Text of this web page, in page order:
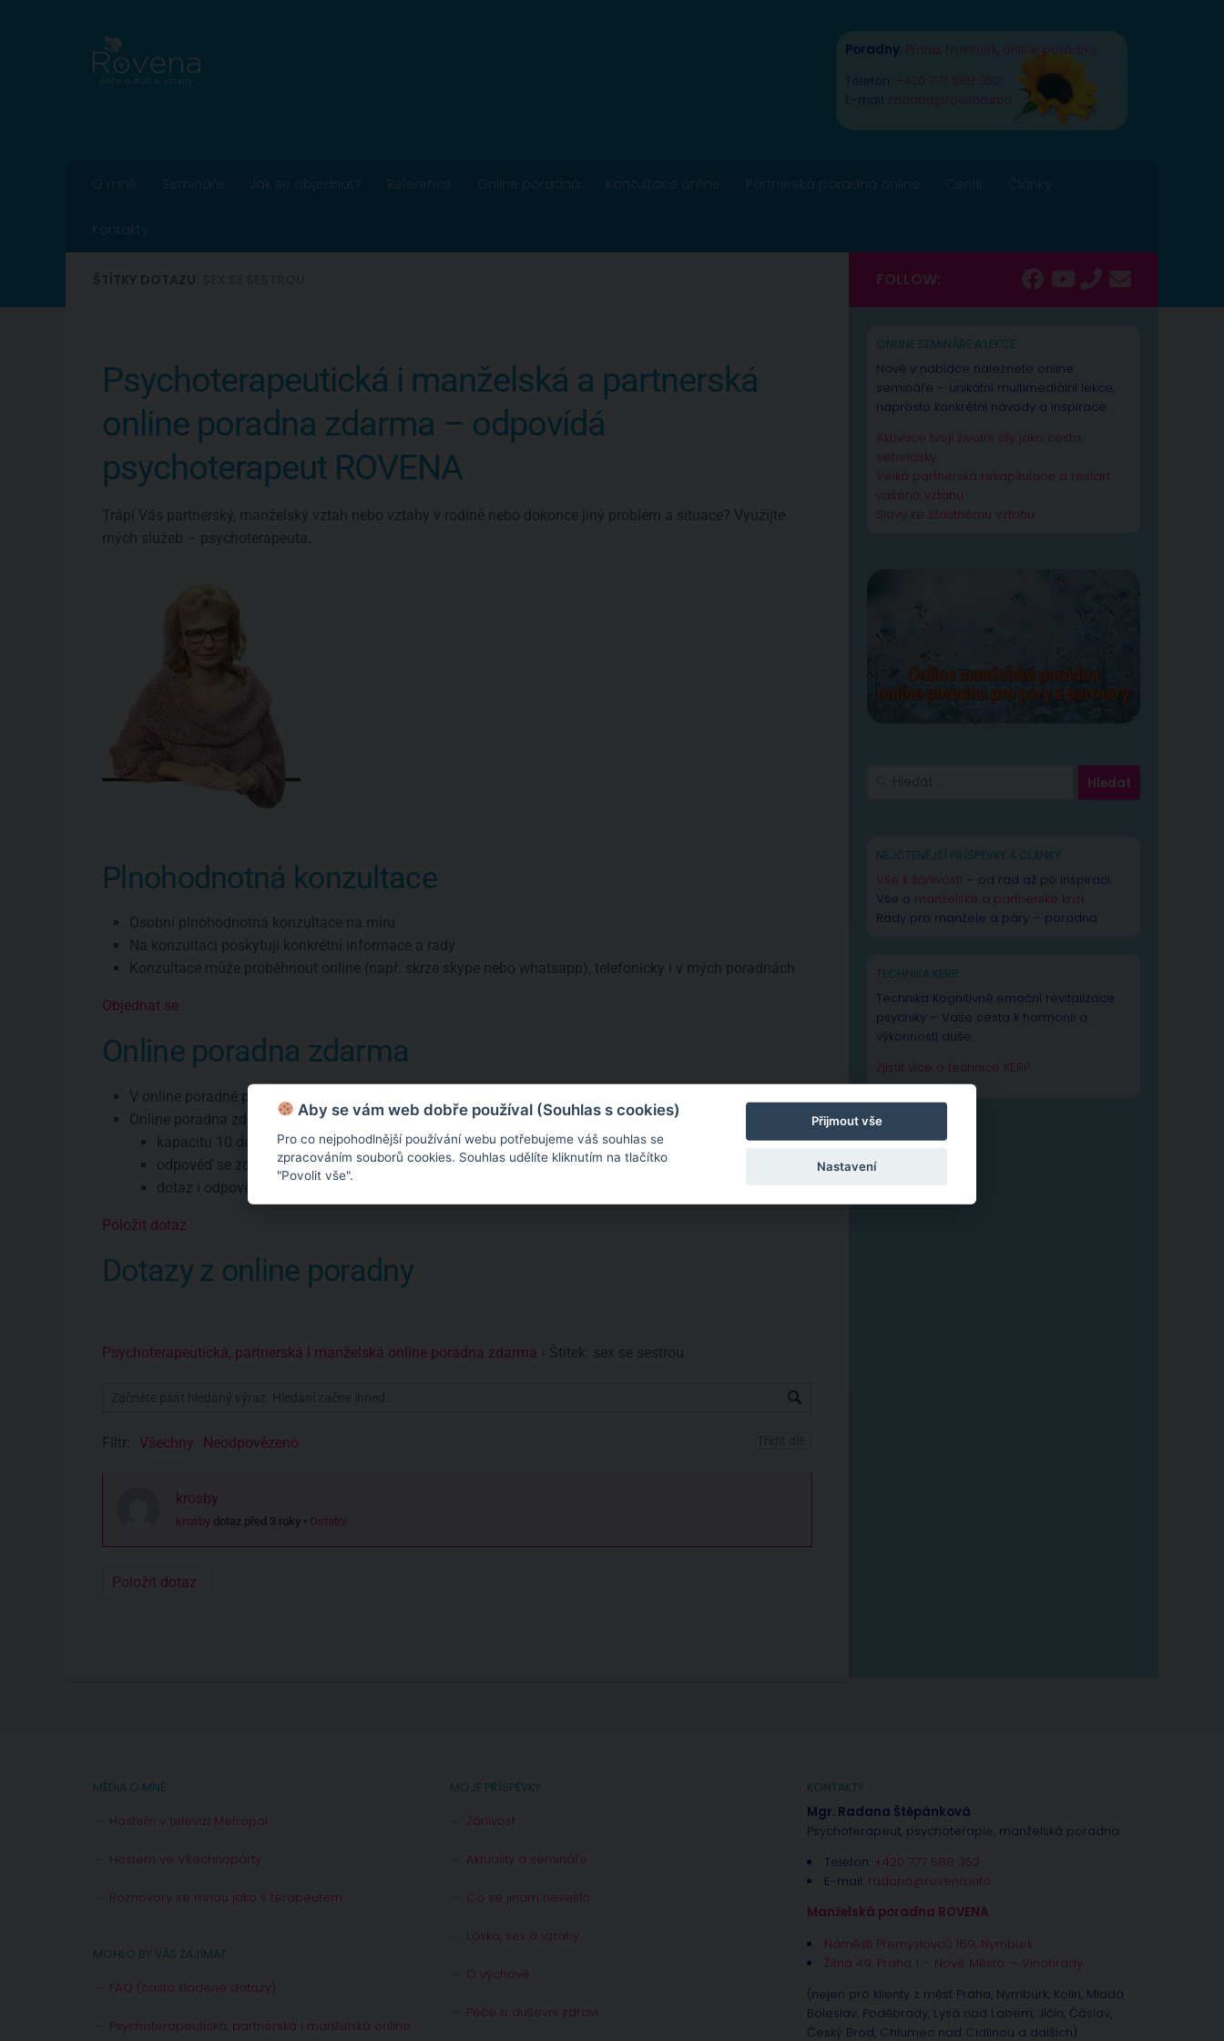
Poradny Praha Nymburk online poradna
Telefon: +420 777 588 352
E-mail: radana@rovena.info
O mně Semináře Jak se objednat? Reference Online poradna Konzultace online Partnerská poradna online Ceník Články
Kontakty
Psychoterapeutická i manželská a partnerská
online poradna zdarma – odpovídá
psychoterapeut ROVENA
Trápí Vás partnerský, manželský vztah nebo vztahy v rodině nebo dokonce jiný problém a situace? Využijte
mých služeb – psychoterapeuta.
Plnohodnotná konzultace
Osobní plnohodnotná konzultace na míru
Na konzultaci poskytuji konkrétní informace a rady
Konzultace může proběhnout online (např. skrze skype nebo whatsapp), telefonicky i v mých poradnách
Objednat se
Online poradna zdarma
V online poradně poskytuji pouze všeobecné informace
Online poradna zdarma má omezení:
kapacitu 10 dotazů týdně
odpověď se zde objeví zhruba do týdne
dotaz i odpověď budou veřejné
Položit dotaz
Dotazy z online poradny
Psychoterapeutická, partnerská i manželská online poradna zdarma Štítek: sex se sestrou
Filtr: Všechny Neodpovězeno
krosby
krosby dotaz před 3 roky • Ostatní
Položit dotaz
FOLLOW:
ONLINE SEMINÁŘE A LEKCE
Nově v nabídce naleznete online
semináře – unikátní multimediální lekce,
naprosto konkrétní návody a inspirace.
Aktivace tvojí životní síly jako cesta
sebelásky
Velká partnerská rekapitulace a restart
vašeho vztahu
Slovy ke šťastnému vztahu
NEJČTENĚJŠÍ PŘÍSPĚVKY A ČLÁNKY
Vše k žárlivosti – od rad až po inspiraci
Vše o manželské a partnerské krizi
Rady pro manžele a páry – poradna
TECHNIKA KERP
Technika Kognitivně emoční revitalizace
psychiky – Vaše cesta k harmonii a
výkonnosti duše.
Zjistit více o technice KERP
MÉDIA O MNĚ
Hostem v televizi Metropol
Hostem ve Všechnopárty
Rozhovory se mnou jako s terapeutem
MOHLO BY VÁS ZAJÍMAT
FAQ (často kladené dotazy)
Psychoterapeutická, partnerská i manželská online
MOJE PŘÍSPĚVKY
Žárlivost
Aktuality a semináře
Co se jinam nevešlo
Láska, sex a vztahy
O výchově
Péče o duševní zdraví
KONTAKTY
Mgr. Radana Štěpánková
Psychoterapeut, psychoterapie, manželská poradna
Telefon: +420 777 588 352
E-mail: radana@rovena.info
Manželská poradna ROVENA
Náměstí Přemyslovců 169, Nymburk
Žitná 49, Praha 1 – Nové Město — Vinohrady
(nejen pro klienty z měst Praha, Nymburk, Kolín, Mladá
Boleslav, Poděbrady, Lysá nad Labem, Jíčín, Čáslav,
Český Brod, Chlumec nad Cidlinou a dalších)
Aby se vám web dobře používal (Souhlas s cookies)
Pro co nejpohodlnější používání webu potřebujeme váš souhlas se
zpracováním souborů cookies. Souhlas udělíte kliknutím na tlačítko
"Povolit vše".
Přijmout vše
Nastavení